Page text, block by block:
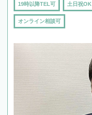
19時以降TEL可 土日祝OK
オンライン相談可